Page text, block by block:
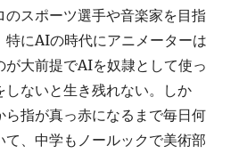
のスポーツ選手や音楽家を目指
特にAIの時代にアニメーターは
が大前提でAIを奴隷として使っ
しないと生き残れない。しか
ら指が真っ赤になるまで毎日何
て、中学もノールックで美術部